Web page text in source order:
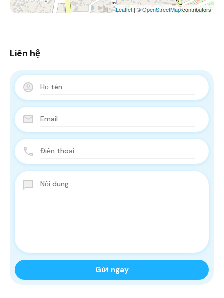
Leaflet | ©OpenStreetMapcontributors
Liên hệ